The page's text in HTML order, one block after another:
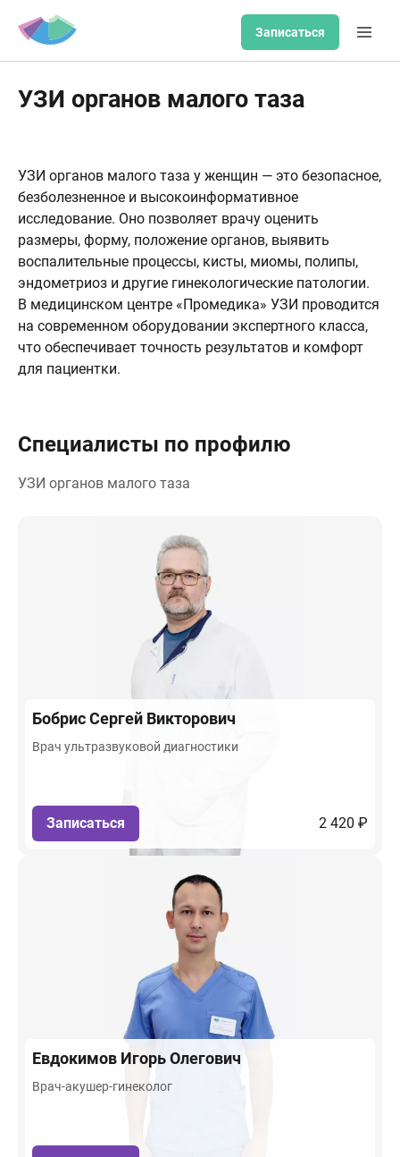
Записаться
УЗИ органов малого таза
УЗИ органов малого таза у женщин — это безопасное,
безболезненное и высокоинформативное
исследование. Оно позволяет врачу оценить
размеры, форму, положение органов, выявить
воспалительные процессы, кисты, миомы, полипы,
эндометриоз и другие гинекологические патологии.
В медицинском центре «Промедика» УЗИ проводится
на современном оборудовании экспертного класса,
что обеспечивает точность результатов и комфорт
для пациентки.
Специалисты по профилю
УЗИ органов малого таза
БобрисСергей Викторович
Врач ультразвуковой диагностики
Записаться 2 420 ₽
Евдокимов Игорь Олегович
Врач-акушер-гинеколог